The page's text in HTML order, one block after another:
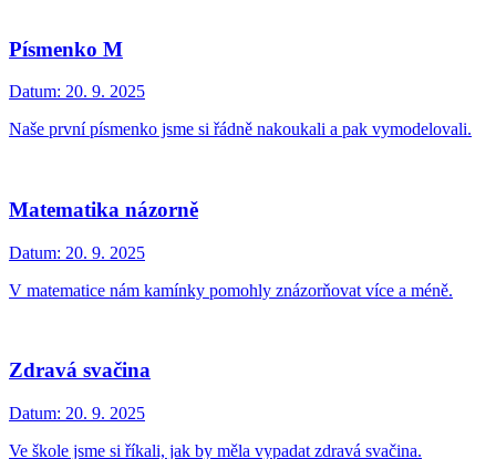
Písmenko M
Datum: 20. 9. 2025
Naše první písmenko jsme si řádně nakoukali a pak vymodelovali.
Matematika názorně
Datum: 20. 9. 2025
V matematice nám kamínky pomohly znázorňovat více a méně.
Zdravá svačina
Datum: 20. 9. 2025
Ve škole jsme si říkali, jak by měla vypadat zdravá svačina.